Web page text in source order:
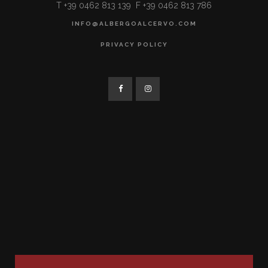
T +39 0462 813 139 F +39 0462 813 786
INFO@ALBERGOALCERVO.COM
PRIVACY POLICY